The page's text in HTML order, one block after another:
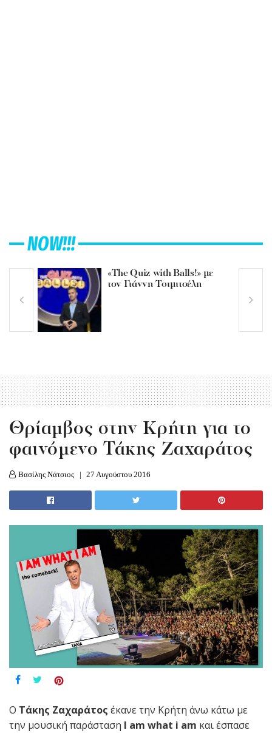
NOW!!!
«The Quiz with Balls!» με
τον Γιάννη Τσιμιτσέλη
Θρίαμβος στην Κρήτη για το
φαινόμενο Τάκης Ζαχαράτος
Βασίλης Νάτσιος 27 Αυγούστου 2016
Ο Τάκης Ζαχαράτος έκανε την Κρήτη άνω κάτω με
την μουσική παράσταση I am what i am και έσπασε